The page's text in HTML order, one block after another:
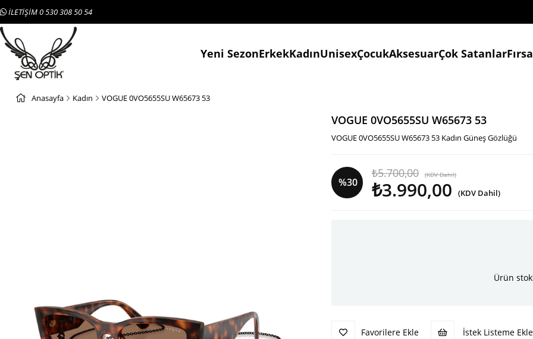
İLETİŞİM 0 530 308 50 54
Yeni SezonErkekKadınUnisexÇocukAksesuarÇok Satanlar
Anasayfa Kadın VOGUE 0VO5655SU W65673 53
VOGUE 0VO5655SU W65673 53
VOGUE 0VO5655SU W65673 53 Kadın Güneş Gözlüğü
%30
₺5.700,00 (KDV Dahil)
₺3.990,00 (KDV Dahil)
Ürün
Favorilere Ekle İstek Listeme Ekle